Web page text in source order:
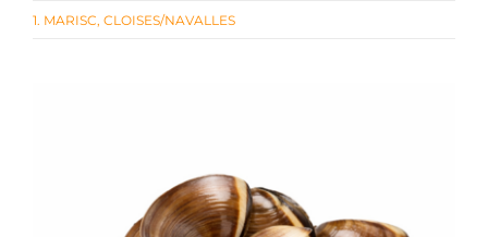
1. MARISC, CLOISES/NAVALLES